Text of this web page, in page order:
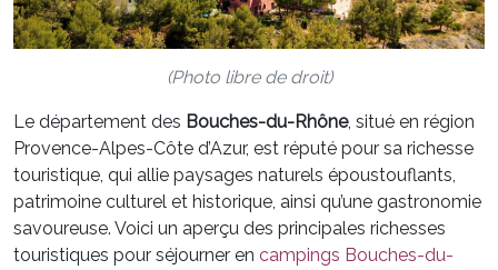
(Photo libre de droit)
Le département des Bouches-du-Rhône, situé en région
Provence-Alpes-Côte d’Azur, est réputé pour sa richesse
touristique, qui allie paysages naturels époustouflants,
patrimoine culturel et historique, ainsi qu’une gastronomie
savoureuse. Voici un aperçu des principales richesses
touristiques pour séjourner en campings Bouches-du-